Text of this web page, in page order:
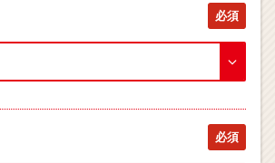
必須
必須